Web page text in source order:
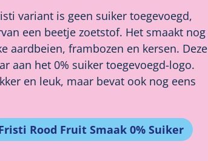
variant is geen suiker toegevoegd,
een beetje zoetstof. Het smaakt nog
aardbeien, frambozen en kersen. Deze
aan het 0% suiker toegevoegd-logo.
en leuk, maar bevat ook nog eens
Rood Fruit Smaak 0% Suiker